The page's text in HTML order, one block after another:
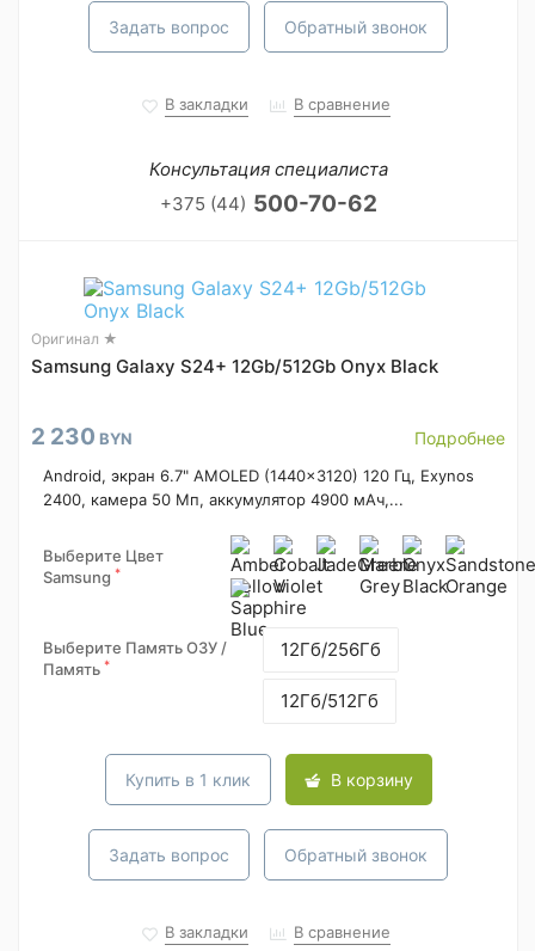
Задать вопрос Обратный звонок
В закладки В сравнение
Консультация специалиста
+375 (44) 500-70-62
Оригинал ★
Samsung Galaxy S24+ 12Gb/512Gb Onyx Black
2 230 BYN Подробнее
Android, экран 6.7" AMOLED (1440x3120) 120 Гц, Exynos
2400, камера 50 Мп, аккумулятор 4900 мАч,...
Выберите Цвет
Samsung *
Выберите Память ОЗУ /
Память *
12Гб/256Гб
12Гб/512Гб
Купить в 1 клик В корзину
Задать вопрос Обратный звонок
В закладки В сравнение